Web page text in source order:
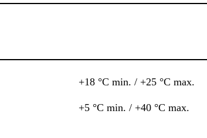
+18 °C min. / +25 °C max.
+5 °C min. / +40 °C max.